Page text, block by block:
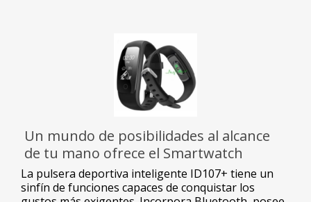
Un mundo de posibilidades al alcance
de tu mano ofrece el Smartwatch
ID107+ de Newvision
La pulsera deportiva inteligente ID107+ tiene un
sinfín de funciones capaces de conquistar los